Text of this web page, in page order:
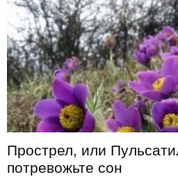
Прострел, или
потревожьте сон